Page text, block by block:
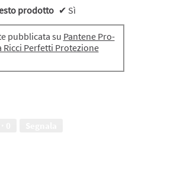
prodotto ✔ Sì
pubblicata su Pantene Pro-
Ricci Perfetti Protezione